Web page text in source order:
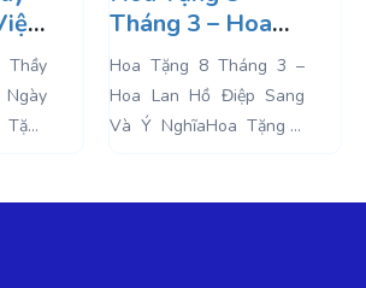
Tháng 3 – Hoa
Lan Hồ Điệp
Sang Và Ý Nghĩa
Hoa Tặng 8 Tháng 3 –
Hoa Lan Hồ Điệp Sang
Và Ý NghĩaHoa Tặng 8